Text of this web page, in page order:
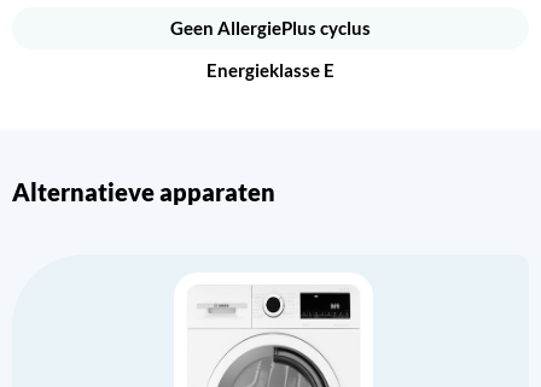
Geen AllergiePlus cyclus
Energieklasse E
Alternatieve apparaten